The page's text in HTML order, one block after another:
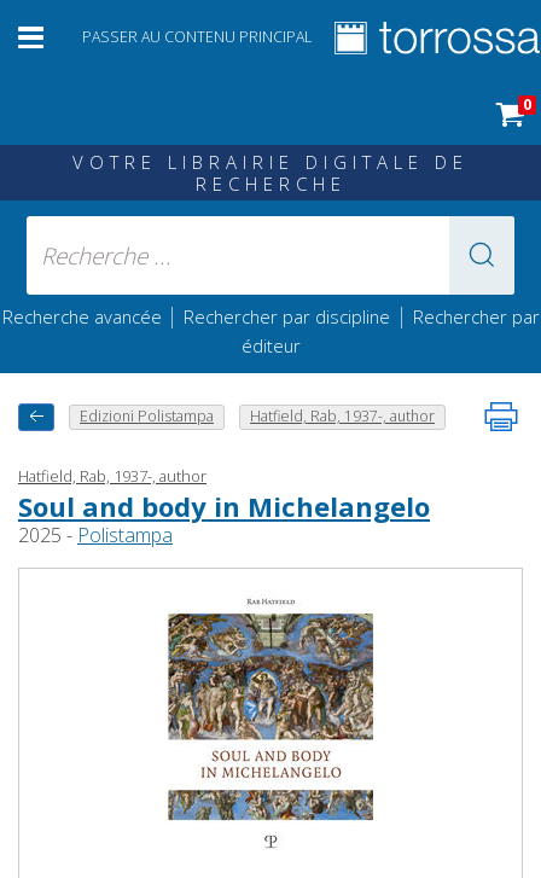
PASSER AU CONTENU PRINCIPAL
0
VOTRE LIBRAIRIE DIGITALE DE
RECHERCHE
Recherche avancée | Rechercher par discipline | Rechercher par
éditeur
Edizioni Polistampa Hatfield, Rab, 1937-, author
Hatfield, Rab, 1937-, author
Soul and body in Michelangelo
2025 - Polistampa